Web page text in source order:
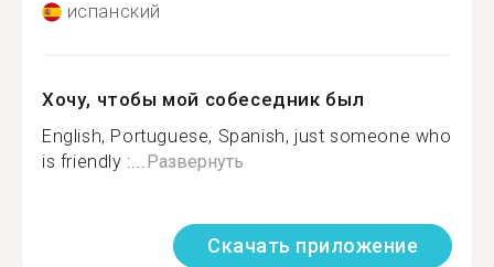
испанский
Хочу, чтобы мой собеседник был
English, Portuguese, Spanish, just someone who
is friendly :...Развернуть
Скачать приложение